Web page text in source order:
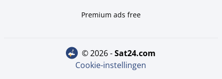
Premium ads free
© 2026 - sat24.com
Cookie-instellingen